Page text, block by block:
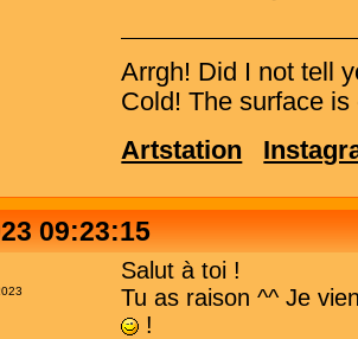
Arrgh! Did I not tell
Cold! The surface
Artstation
09:23:15
Salut à toi !
Tu as raison ^^ Je
!